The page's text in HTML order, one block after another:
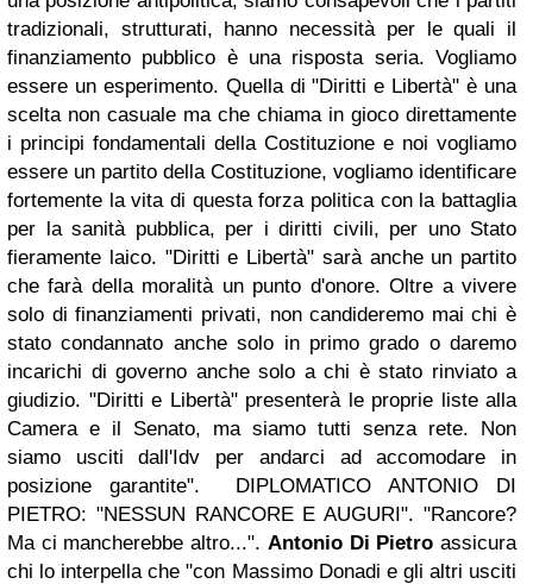
tradizionali, strutturati, hanno necessità per le quali il
finanziamento pubblico è una risposta seria. Vogliamo
essere un esperimento. Quella di "Diritti e Libertà" è una
scelta non casuale ma che chiama in gioco direttamente
i principi fondamentali della Costituzione e noi vogliamo
essere un partito della Costituzione, vogliamo identificare
fortemente la vita di questa forza politica con la battaglia
per la sanità pubblica, per i diritti civili, per uno Stato
fieramente laico. "Diritti e Libertà" sarà anche un partito
che farà della moralità un punto d'onore. Oltre a vivere
solo di finanziamenti privati, non candideremo mai chi è
stato condannato anche solo in primo grado o daremo
incarichi di governo anche solo a chi è stato rinviato a
giudizio. "Diritti e Libertà" presenterà le proprie liste alla
Camera e il Senato, ma siamo tutti senza rete. Non
siamo usciti dall'Idv per andarci ad accomodare in
posizione garantite". DIPLOMATICO ANTONIO DI
PIETRO: "NESSUN RANCORE E AUGURI". "Rancore?
Ma ci mancherebbe altro...". Antonio Di Pietro assicura
chi lo interpella che "con Massimo Donadi e gli altri usciti